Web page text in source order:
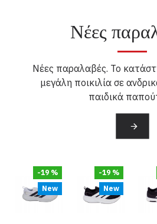
Νέες
Νέες παραλαβές. Το
μεγάλη ποικιλία σε
παιδικά
New
-19 %
New
-19 %